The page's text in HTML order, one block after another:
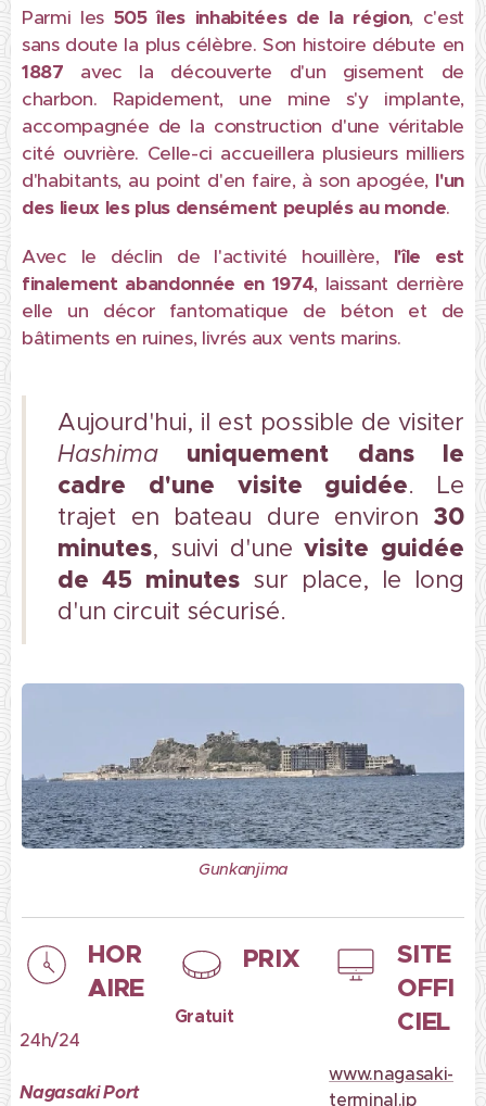
Parmi les 505 îles inhabitées de la région, c'est
sans doute la plus célèbre. Son histoire débute en
1887 avec la découverte d'un gisement de
charbon. Rapidement, une mine s'y implante,
accompagnée de la construction d'une véritable
cité ouvrière. Celle-ci accueillera plusieurs milliers
d'habitants, au point d'en faire, à son apogée, l'un
des lieux les plus densément peuplés au monde.
Avec le déclin de l'activité houillère, l'île est
finalement abandonnée en 1974, laissant derrière
elle un décor fantomatique de béton et de
bâtiments en ruines, livrés aux vents marins.
Aujourd'hui, il est possible de visiter
Hashima
uniquement dans le
cadre d'une
visite guidée. Le
trajet en bateau dure environ 30
minutes, suivi d'unevisite guidée
de 45 minutes sur place, le long
d'un circuit sécurisé.
Gunkanjima
HOR
AIRE
24h/24
Nagasaki Port
PRIX
Gratuit
SITE
OFFI
CIEL
www.nagasaki-
terminal.jp